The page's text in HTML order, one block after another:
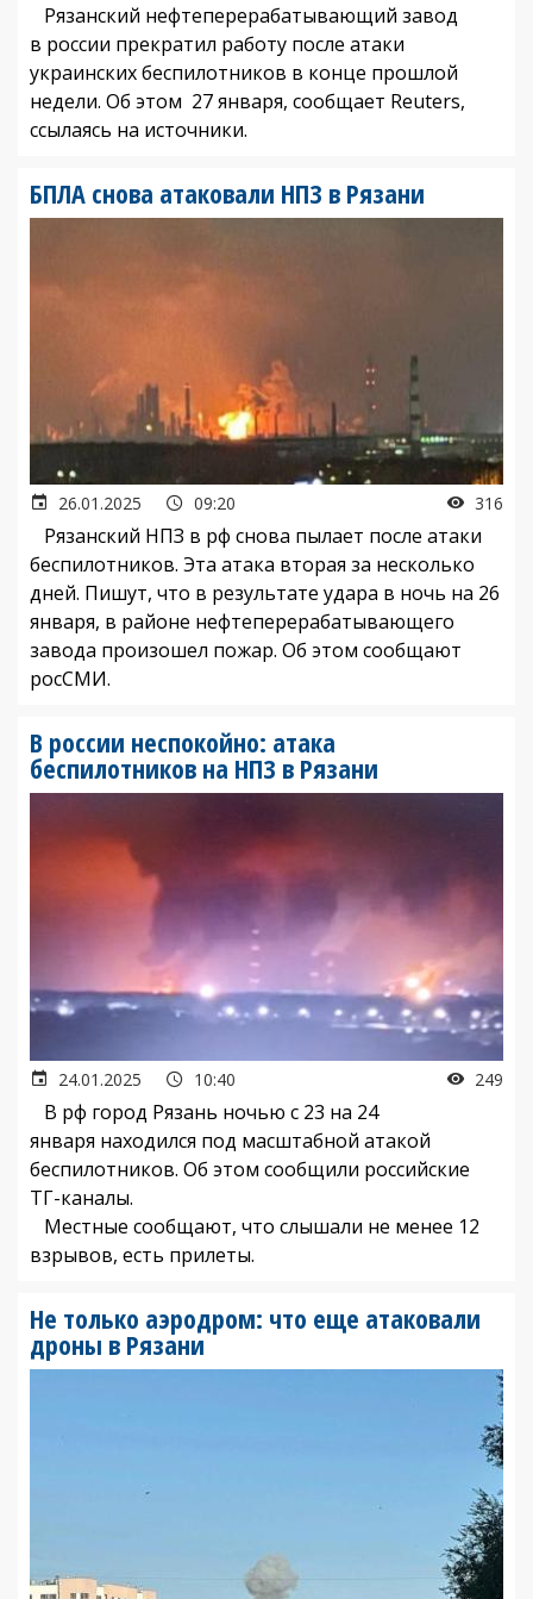
Рязанский нефтеперерабатывающий завод
в россии прекратил работу после атаки
украинских беспилотников в конце прошлой
недели. Об этом 27 января, сообщает Reuters,
ссылаясь на источники.
БПЛА снова атаковали НПЗ в Рязани
26.01.2025 09:20 316
Рязанский НПЗ в рф снова пылает после атаки
беспилотников. Эта атака вторая за несколько
дней. Пишут, что в результате удара в ночь на 26
января, в районе нефтеперерабатывающего
завода произошел пожар. Об этом сообщают
росСМИ.
В россии неспокойно: атака
беспилотников на НПЗ в Рязани
24.01.2025 10:40 249
В рф город Рязань ночью с 23 на 24
января находился под масштабной атакой
беспилотников. Об этом сообщили российские
ТГ-каналы.
Местные сообщают, что слышали не менее 12
взрывов, есть прилеты.
Не только аэродром: что еще атаковали
дроны в Рязани